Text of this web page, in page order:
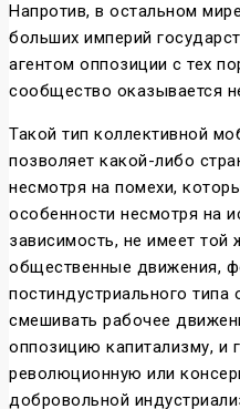
Напротив, в остальном
больших империй
агентом оппозиции с тех
сообщество оказывается
Такой тип коллективной
позволяет какой-либо
несмотря на помехи,
особенности несмотря на
зависимость, не имеет той
общественные движения,
постиндустриального
смешивать рабочее
оппозицию капитализму, и
революционную или
добровольной